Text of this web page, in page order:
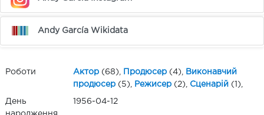
Andy García Wikidata
Роботи Актор (68), Продюсер (4),
Виконавчий
продюсер (5), Режисер (2), Сценарій (1),
День
1956-04-12